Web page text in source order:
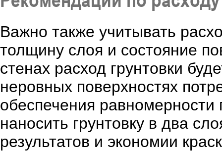
Важно также учитывать
толщину слоя и состояние
стенах расход грунтовки
неровных поверхностях
обеспечения равномерности
наносить грунтовку в два
результатов и экономии